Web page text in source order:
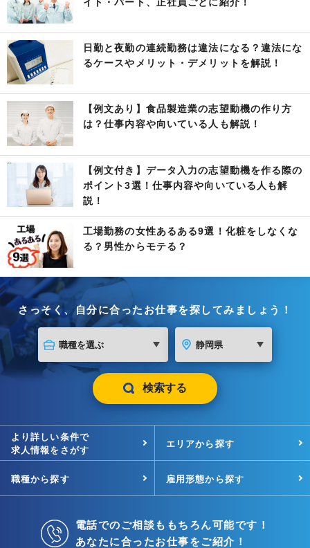
日勤と夜勤の連続勤務は違法になる？違法にな
るケースやメリット・デメリットを解説！
【例文あり】食品製造業の志望動機の作り方
は？仕事内容や向いている人も解説！
【例文付き】データ入力の志望動機を作る際の
ポイント3選！仕事内容や向いている人も解
説！
工場勤務の女性あるある9選！化粧をしなくな
る？男性からモテる？
さっそく、自分に合ったお仕事を探してみましょう！
検索する
より詳しい条件で
求人情報をさがす
エリアから探す
職種から探す 雇用形態から探す
電話でのご相談ももちろん可能です！
あなたに合ったお仕事をご紹介！